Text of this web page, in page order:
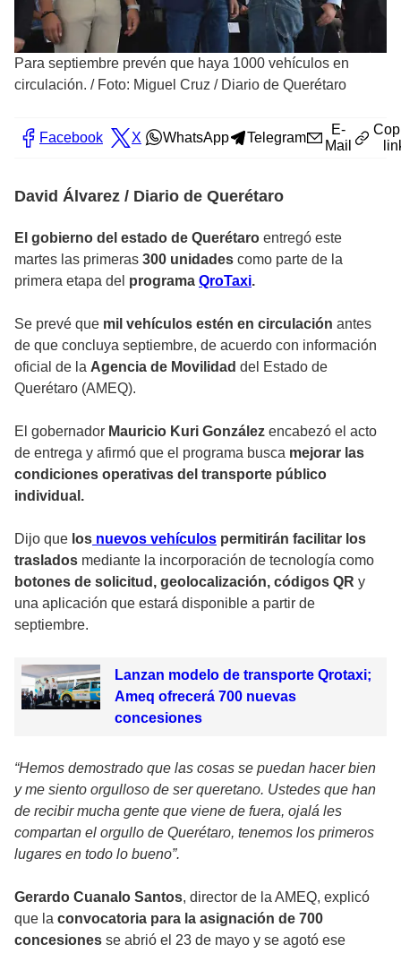
Para septiembre prevén que haya 1000 vehículos en
circulación. / Foto: Miguel Cruz / Diario de Querétaro
Facebook X WhatsApp Telegram
E-
Mail
David Álvarez / Diario de Querétaro
El gobierno del estado de Querétaro entregó este
martes las primeras 300 unidades como parte de la
primera etapa del programa QroTaxi.
Se prevé que mil vehículos estén en circulación antes
de que concluya septiembre, de acuerdo con información
oficial de la Agencia de Movilidad del Estado de
Querétaro (AMEQ).
El gobernador Mauricio Kuri González encabezó el acto
de entrega y afirmó que el programa busca mejorar las
condiciones operativas del transporte público
individual.
Dijo que los nuevos vehículos permitirán facilitar los
traslados mediante la incorporación de tecnología como
botones de solicitud, geolocalización, códigos QR y
una aplicación que estará disponible a partir de
septiembre.
Lanzan modelo de transporte Qrotaxi;
Ameq ofrecerá 700 nuevas
concesiones
“Hemos demostrado que las cosas se puedan hacer bien
y me siento orgulloso de ser queretano. Ustedes que han
de recibir mucha gente que viene de fuera, ojalá les
compartan el orgullo de Querétaro, tenemos los primeros
lugares en todo lo bueno”.
Gerardo Cuanalo Santos, director de la AMEQ, explicó
que la convocatoria para la asignación de 700
concesiones se abrió el 23 de mayo y se agotó ese